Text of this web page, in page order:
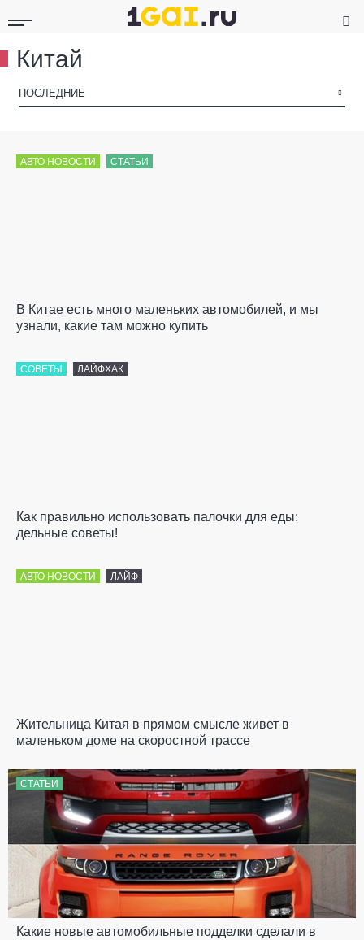
Китай
ПОСЛЕДНИЕ ▾
АВТО НОВОСТИ СТАТЬИ
В Китае есть много маленьких автомобилей, и мы
узнали, какие там можно купить
СОВЕТЫ ЛАЙФХАК
Как правильно использовать палочки для еды:
дельные советы!
АВТО НОВОСТИ ЛАЙФ
Жительница Китая в прямом смысле живет в
маленьком доме на скоростной трассе
СТАТЬИ
Какие новые автомобильные подделки сделали в